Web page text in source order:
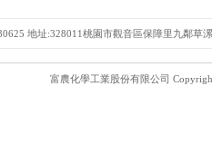
地址:328011桃園市觀音區保障里九鄰草
富農化學工業股份有限公司